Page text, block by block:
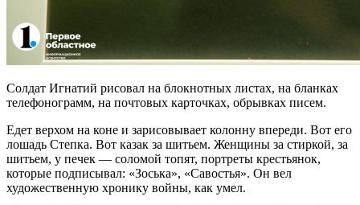
Солдат Игнатий рисовал на блокнотных листах, на бланках
телефонограмм, на почтовых карточках, обрывках писем.
Едет верхом на коне и зарисовывает колонну впереди. Вот его
лошадь Степка. Вот казак за шитьем. Женщины за стиркой, за
шитьем, у печек — соломой топят, портреты крестьянок,
которые подписывал: «Зоська», «Савостья». Он вел
художественную хронику войны, как умел.